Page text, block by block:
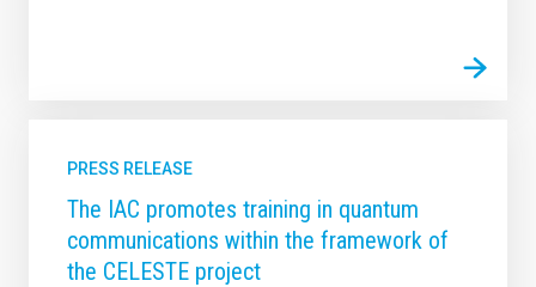
PRESS RELEASE
The IAC promotes training in quantum
communications within the framework of
the CELESTE project